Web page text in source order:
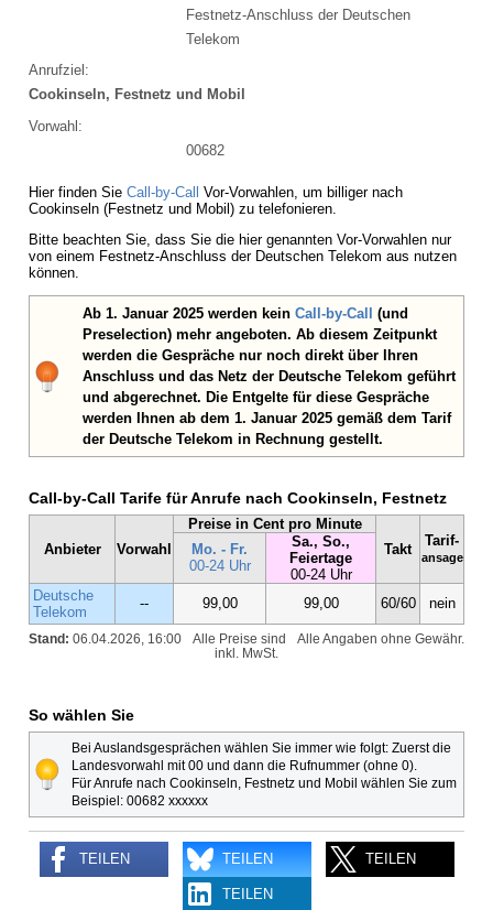
Festnetz-Anschluss der Deutschen
Telekom
Anrufziel:
Cookinseln, Festnetz und Mobil
Vorwahl:
00682
Hier finden Sie Call-by-Call Vor-Vorwahlen, um billiger nach
Cookinseln (Festnetz und Mobil) zu telefonieren.
Bitte beachten Sie, dass Sie die hier genannten Vor-Vorwahlen nur
von einem Festnetz-Anschluss der Deutschen Telekom aus nutzen
können.
Ab 1. Januar 2025 werden kein Call-by-Call
(und
Preselection) mehr angeboten. Ab diesem Zeitpunkt
werden die Gespräche nur noch direkt über Ihren
Anschluss und das Netz der Deutsche Telekom geführt
und abgerechnet. Die Entgelte für diese Gespräche
werden Ihnen ab dem 1. Januar 2025 gemäß dem Tarif
der Deutsche Telekom in Rechnung gestellt.
Call-by-Call Tarife für Anrufe nach Cookinseln, Festnetz
Anbieter Vorwahl
Preise in Cent pro Minute
Takt
Tarif-
ansage
Mo. - Fr.
00-24 Uhr
Sa., So.,
Feiertage
00-24 Uhr
Deutsche
Telekom
-- 99,00 99,00 60/60 nein
Stand: 06.04.2026, 16:00 Alle Angaben ohne Gewähr.
Alle Preise sind
inkl. MwSt.
So wählen Sie
Bei Auslandsgesprächen wählen Sie immer wie folgt: Zuerst die
Landesvorwahl mit 00 und dann die Rufnummer (ohne 0).
Für Anrufe nach Cookinseln, Festnetz und Mobil wählen Sie zum
Beispiel: 00682 xxxxxx
TEILEN TEILEN TEILEN
TEILEN